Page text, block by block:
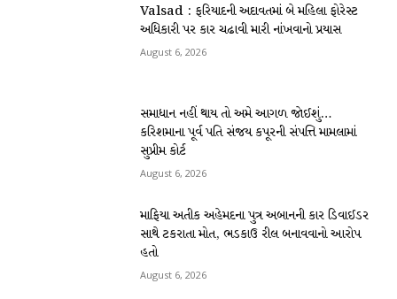
Valsad : ફરિયાદની અદાવતમાં બે મહિલા ફોરેસ્ટ
અધિકારી પર કાર ચઢાવી મારી નાંખવાનો પ્રયાસ
August 6, 2026
સમાધાન નહીં થાય તો અમે આગળ જોઈશું…
કરિશમાના પૂર્વ પતિ સંજય કપૂરની સંપત્તિ મામલામાં
સુપ્રીમ કોર્ટ
August 6, 2026
માફિયા અતીક અહેમદના પુત્ર અબાનની કાર ડિવાઈડર
સાથે ટકરાતા મોત, ભડકાઉ રીલ બનાવવાનો આરોપ
હતો
August 6, 2026